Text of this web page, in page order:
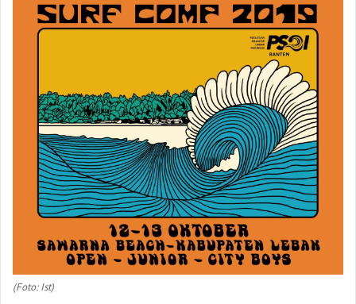
(Foto: Ist)